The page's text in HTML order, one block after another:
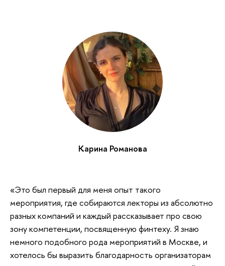
Карина Романова
«Это был первый для меня опыт такого
мероприятия, где собираются лекторы из абсолютно
разных компаний и каждый рассказывает про свою
зону компетенции, посвященную финтеху. Я знаю
немного подобного рода мероприятий в Москве, и
хотелось бы выразить благодарность организаторам